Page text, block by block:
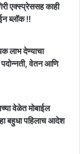
एक्स्प्रेससह काही
ब्लॉक !!
लाभ देण्याचा
वेतन आणि
वेळेत मोबाईल
बहुधा पहिलाच आदेश